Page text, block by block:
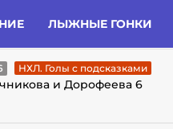
ЛЫЖНЫЕ ГОНКИ
ПОДСКАЗКАМИ
НХЛ. Голы с подсказками
и Дорофеева 6